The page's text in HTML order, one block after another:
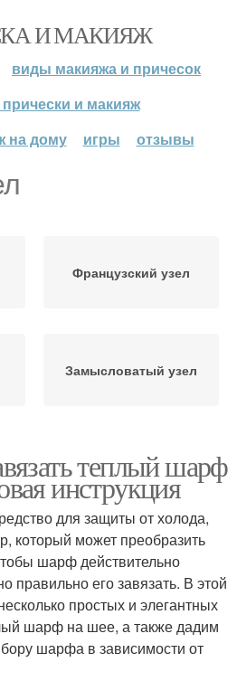
И МАКИЯЖ
виды макияжа и причесок
прически и макияж
на дому
игры отзывы
Французский узел
Замысловатый узел
теплый шарф
инструкция
для защиты от холода,
который может преобразить
шарф действительно
правильно его завязать. В этой
простых и элегантных
шарф на шее, а также дадим
шарфа в зависимости от